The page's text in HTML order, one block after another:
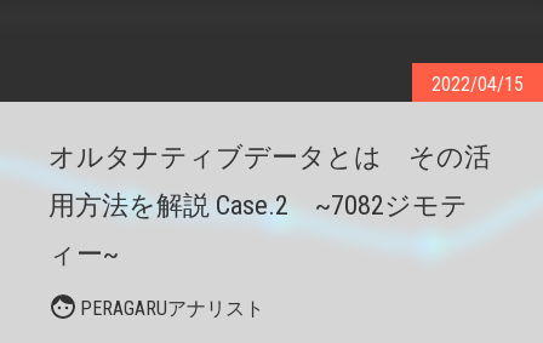
オルタナティブデータとは その活
用方法を解説 Case.2 ~7082ジモテ
ィー~
2022/04/15
PERAGARUアナリスト